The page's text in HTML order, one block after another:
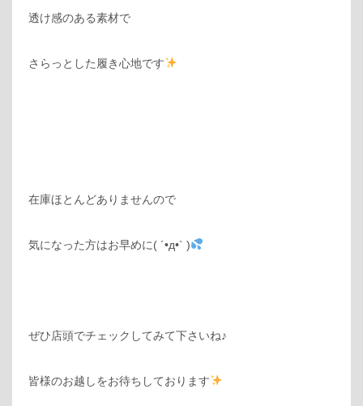
透け感のある素材で
さらっとした履き心地です
在庫ほとんどありませんので
気になった方はお早めに( ´•д•` )
ぜひ店頭でチェックしてみて下さいね♪
皆様のお越しをお待ちしております